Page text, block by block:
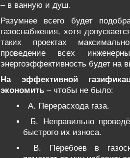
– в ванную и душ.
Разумнее всего будет
газоснабжения, хотя
таких проектах
проведение всех
энергоэффективность будет на
На эффективной
экономить – чтобы не было:
А. Перерасхода газа.
Б. Неправильно
быстрого их износа.
В. Перебоев в